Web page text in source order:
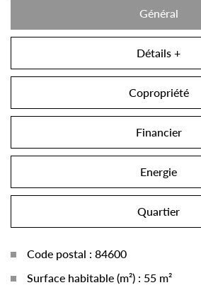
Général
Détails +
Copropriété
Financier
Energie
Quartier
Code postal : 84600
Surface habitable (m²) : 55 m²